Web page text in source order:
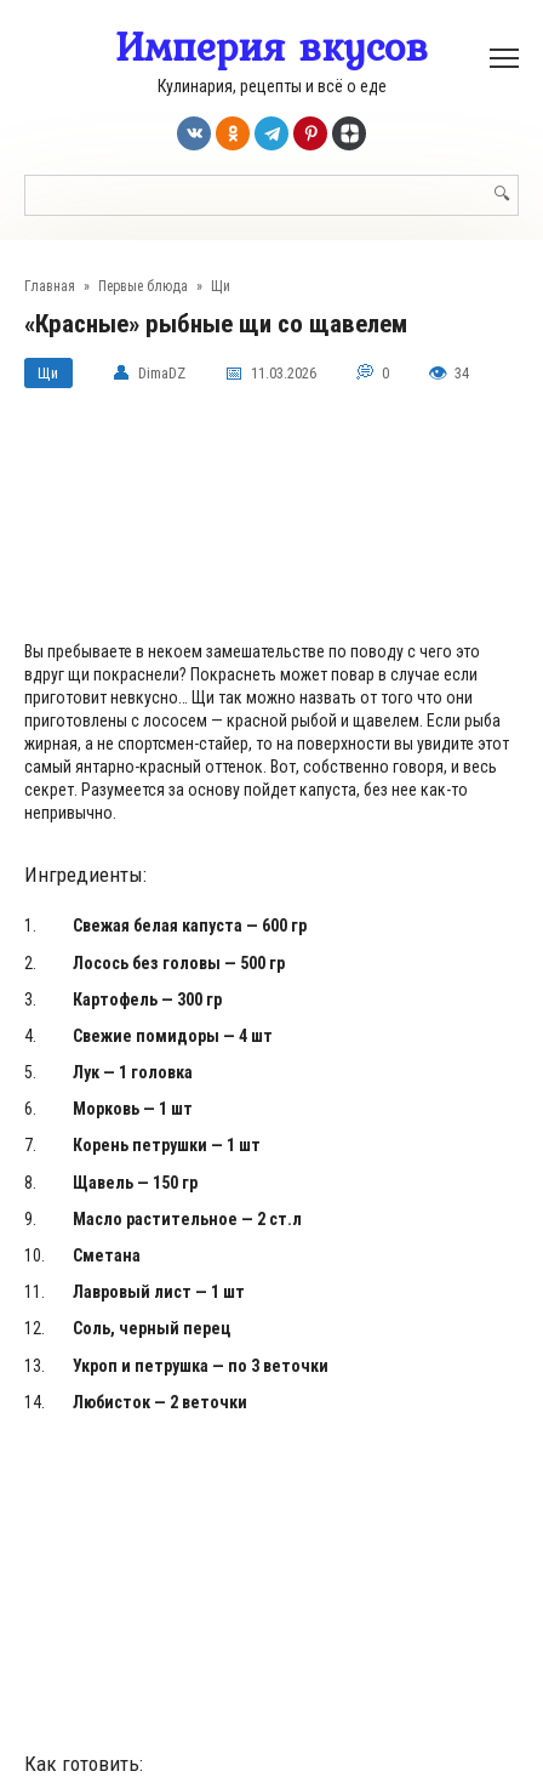
Империя вкусов
Кулинария, рецепты и всё о еде
Главная » Первые блюда » Щи
«Красные» рыбные щи со щавелем
Щи DimaDZ 11.03.2026 0 34
Вы пребываете в некоем замешательстве по поводу с чего это
вдруг щи покраснели? Покраснеть может повар в случае если
приготовит невкусно… Щи так можно назвать от того что они
приготовлены с лососем — красной рыбой и щавелем. Если рыба
жирная, а не спортсмен-стайер, то на поверхности вы увидите этот
самый янтарно-красный оттенок. Вот, собственно говоря, и весь
секрет. Разумеется за основу пойдет капуста, без нее как-то
непривычно.
Ингредиенты:
Свежая белая капуста — 600 гр
Лосось без головы — 500 гр
Картофель — 300 гр
Свежие помидоры — 4 шт
Лук — 1 головка
Морковь — 1 шт
Корень петрушки — 1 шт
Щавель — 150 гр
Масло растительное — 2 ст.л
Сметана
Лавровый лист — 1 шт
Соль, черный перец
Укроп и петрушка — по 3 веточки
Любисток — 2 веточки
Как готовить: